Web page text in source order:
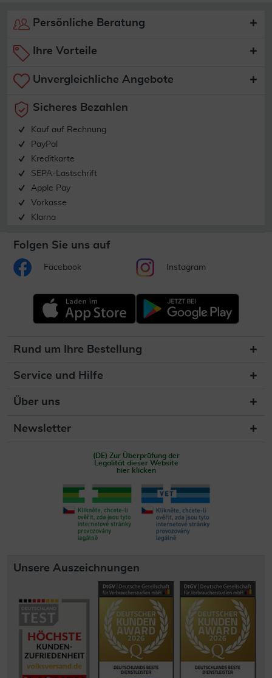
Persönliche Beratung
Ihre Vorteile
Unvergleichliche Angebote
Sicheres Bezahlen
Kauf auf Rechnung
PayPal
Kreditkarte
SEPA-Lastschrift
Apple Pay
Vorkasse
Klarna
Folgen Sie uns auf
Facebook Instagram
Rund um Ihre Bestellung
Service und Hilfe
Über uns
Newsletter
(DE) Zur Überprüfung der
Legalität dieser Website
hier klicken
Unsere Auszeichnungen